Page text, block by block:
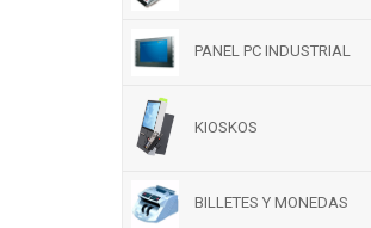
PANEL PC INDUSTRIAL
KIOSKOS
BILLETES Y MONEDAS